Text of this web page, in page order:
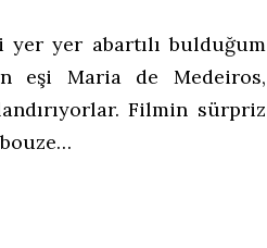
yer abartılı bulduğum
eşi Maria de Medeiros,
Filmin sürpriz